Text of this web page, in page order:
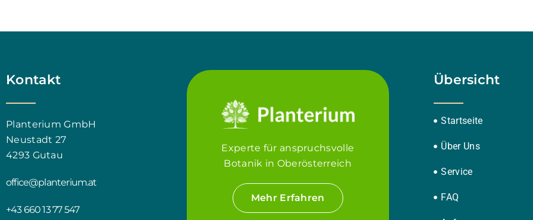
Kontakt
Planterium GmbH
Neustadt 27
4293 Gutau
office@planterium.at
+43 660 13 77 547
Experte für anspruchsvolle
Botanik in Oberösterreich
Mehr Erfahren
Übersicht
Startseite
Über Uns
Service
FAQ